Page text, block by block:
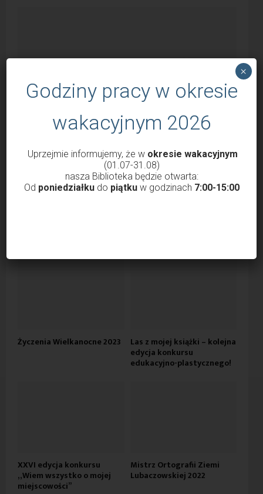
Godziny otwarcia Biblioteki od 1 marca
2022
18 lutego 2022
Życzenia Wielkanocne 2023 Las z mojej książki – kolejna
edycja konkursu
edukacyjno-plastycznego!
XXVI edycja konkursu
„Wiem wszystko o mojej
miejscowości”
Mistrz Ortografii Ziemi
Lubaczowskiej 2022
Godziny pracy w okresie
wakacyjnym 2026
Uprzejmie informujemy, że w okresie wakacyjnym
(01.07-31.08)
nasza Biblioteka będzie otwarta:
Od poniedziałkudo piątkuw godzinach 7:00-15:00
×